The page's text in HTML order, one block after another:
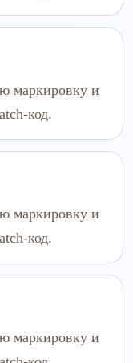
маркировку и
код.
маркировку и
код.
маркировку и